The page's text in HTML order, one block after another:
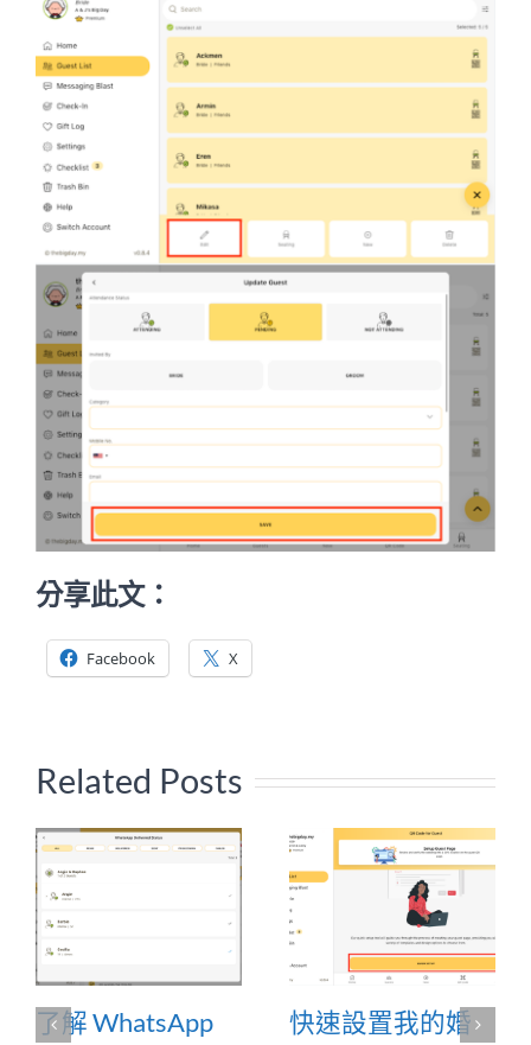
分享此文：
Facebook X
Related Posts
了解 WhatsApp
快速設置我的婚